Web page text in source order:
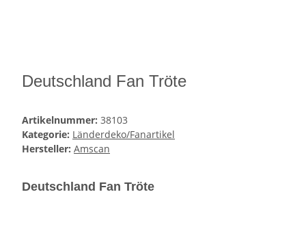
Deutschland Fan Tröte
Artikelnummer: 38103
Kategorie: Länderdeko/Fanartikel
Hersteller: Amscan
Deutschland Fan Tröte